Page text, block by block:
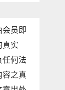
会员即
真实
任何法
容之真